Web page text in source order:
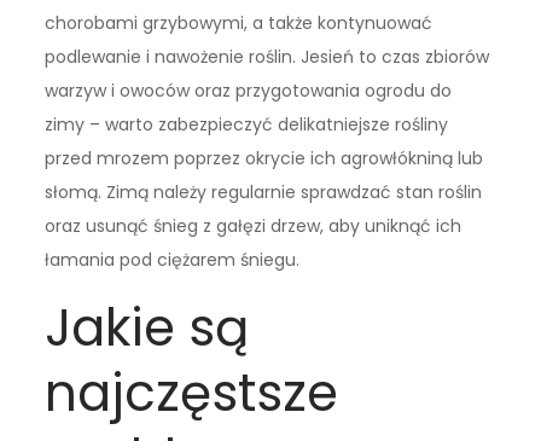
chorobami grzybowymi, a także kontynuować
podlewanie i nawożenie roślin. Jesień to czas zbiorów
warzyw i owoców oraz przygotowania ogrodu do
zimy – warto zabezpieczyć delikatniejsze rośliny
przed mrozem poprzez okrycie ich agrowłókniną lub
słomą. Zimą należy regularnie sprawdzać stan roślin
oraz usunąć śnieg z gałęzi drzew, aby uniknąć ich
łamania pod ciężarem śniegu.
Jakie są
najczęstsze